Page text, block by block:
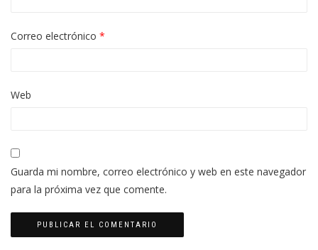
Correo electrónico *
Web
Guarda mi nombre, correo electrónico y web en este navegador
para la próxima vez que comente.